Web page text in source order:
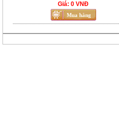
Giá: 0 VNĐ